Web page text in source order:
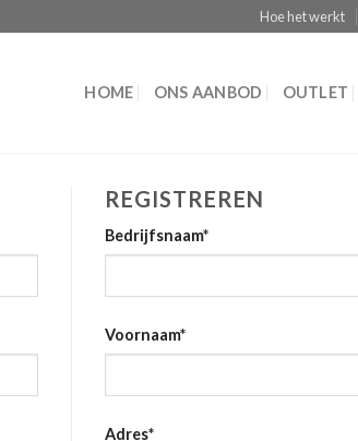
Hoe het werkt
HOME ONS AANBOD OUTLET
REGISTREREN
Bedrijfsnaam*
Voornaam*
Adres*